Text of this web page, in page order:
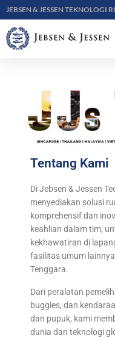
JEBSEN & JESSEN TEKNOLOGI
Tentang Kami
Di Jebsen & Jessen
menyediakan solusi
komprehensif dan
keahlian dalam tim,
kekhawatiran di
fasilitas umum
Tenggara.
Dari peralatan
buggies, dan
dan pupuk, kami
dunia dan teknologi